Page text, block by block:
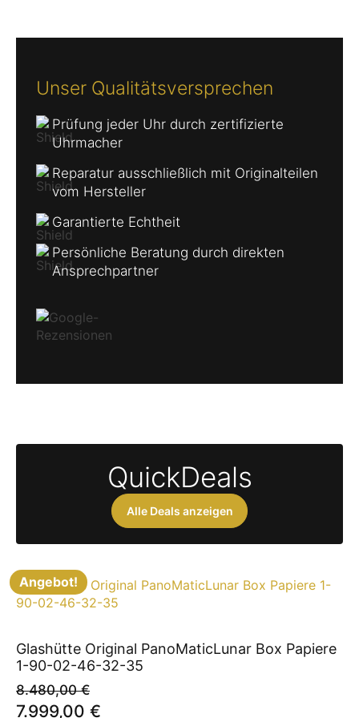
Unser Qualitätsversprechen
Prüfung jeder Uhr durch zertifizierte
Uhrmacher
Reparatur ausschließlich mit Originalteilen
vom Hersteller
Garantierte Echtheit
Persönliche Beratung durch direkten
Ansprechpartner
QuickDeals
Alle Deals anzeigen
Angebot!
Glashütte Original PanoMaticLunar Box Papiere
1-90-02-46-32-35
8.480,00€
Ursprünglicher
7.999,00 €